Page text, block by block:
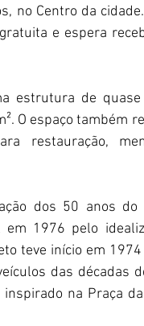
no Centro da
e espera
estrutura de
O espaço também
restauração,
dos 50 anos do
em 1976 pelo
teve início em
das décadas
na Praça